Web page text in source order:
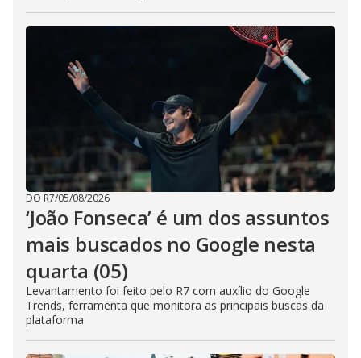
DO R7/05/08/2026
‘João Fonseca’ é um dos assuntos
mais buscados no Google nesta
quarta (05)
Levantamento foi feito pelo R7 com auxílio do Google
Trends, ferramenta que monitora as principais buscas da
plataforma